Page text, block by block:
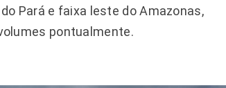
Pará e faixa leste do Amazonas,
pontualmente.